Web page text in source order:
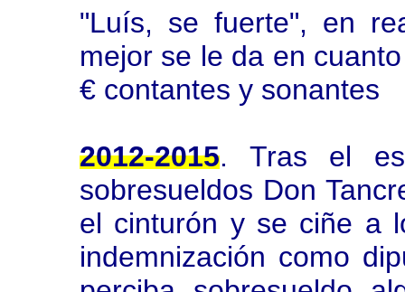
"Luís, se fuerte", en
mejor se le da en
€ contantes y sonantes
2012-2015. Tras el
sobresueldos Don
el cinturón y se ciñe a
indemnización como